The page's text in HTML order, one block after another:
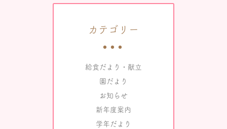
カテゴリー
給食だより・献立
園だより
お知らせ
新年度案内
学年だより